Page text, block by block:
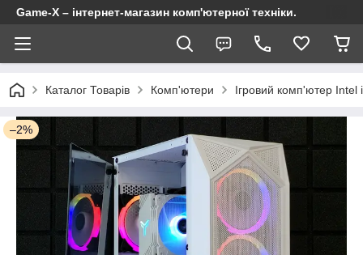
Game-X – інтернет-магазин комп'ютерної техніки.
Каталог Товарів Комп'ютери Ігровий комп'ютер
–2%